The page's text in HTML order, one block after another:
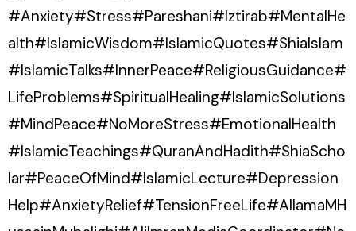
#Anxiety#Stress#Pareshani#Iztirab#MentalHe
alth#IslamicWisdom#IslamicQuotes#ShiaIslam
#IslamicTalks#InnerPeace#ReligiousGuidance#
LifeProblems#SpiritualHealing#IslamicSolutions
#MindPeace#NoMoreStress#EmotionalHealth
#IslamicTeachings#QuranAndHadith#ShiaScho
lar#PeaceOfMind#IslamicLecture#Depression
Help#AnxietyRelief#TensionFreeLife#AllamaMH